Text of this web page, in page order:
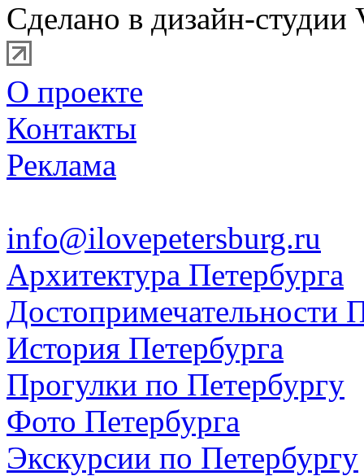
Сделано в дизайн-студии
О проекте
Контакты
Реклама
info@ilovepetersburg.ru
Архитектура Петербурга
Достопримечательности
История Петербурга
Прогулки по Петербургу
Фото Петербурга
Экскурсии по Петербургу